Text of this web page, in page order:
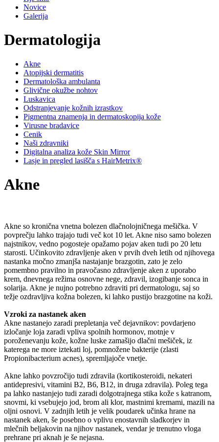
Novice
Galerija
Dermatologija
Akne
Atopijski dermatitis
Dermatološka ambulanta
Glivične okužbe nohtov
Luskavica
Odstranjevanje kožnih izrastkov
Pigmentna znamenja in dermatoskopija kože
Virusne bradavice
Cenik
Naši zdravniki
Digitalna analiza kože Skin Mirror
Lasje in pregled lasišča s HairMetrix®
Akne
Akne so kronična vnetna bolezen dlačnolojničnega mešička. V
povprečju lahko trajajo tudi več kot 10 let. Akne niso samo bolezen
najstnikov, vedno pogosteje opažamo pojav aken tudi po 20 letu
starosti. Učinkovito zdravljenje aken v prvih dveh letih od njihovega
nastanka močno zmanjša nastajanje brazgotin, zato je zelo
pomembno pravilno in pravočasno zdravljenje aken z uporabo
krem, dnevnega režima osnovne nege, zdravil, izogibanje sonca in
solarija. Akne je nujno potrebno zdraviti pri dermatologu, saj so
težje ozdravljiva kožna bolezen, ki lahko pustijo brazgotine na koži.
Vzroki za nastanek aken
Akne nastanejo zaradi prepletanja več dejavnikov: povdarjeno
izločanje loja zaradi vpliva spolnih hormonov, motnje v
poroženevanju kože, kožne luske zamašijo dlačni mešiček, iz
katerega ne more iztekati loj, pomnožene bakterije (zlasti
Propionibacterium acnes), spremljajoče vnetje.
Akne lahko povzročijo tudi zdravila (kortikosteroidi, nekateri
antidepresivi, vitamini B2, B6, B12, in druga zdravila). Poleg tega
pa lahko nastanjejo tudi zaradi dolgotrajnega stika kože s katranom,
snovmi, ki vsebujejo jod, brom ali klor, mastnimi kremami, mazili na
oljni osnovi. V zadnjih letih je velik poudarek učinka hrane na
nastanek aken, še posebno o vplivu enostavnih sladkorjev in
mlečnih beljakovin na njihov nastanek, vendar je trenutno vloga
prehrane pri aknah je še nejasna.